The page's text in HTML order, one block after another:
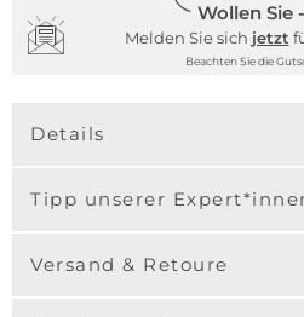
Wollen Sie
Melden Sie sich jetzt
Beachten Sie die
Details
Tipp unserer
Versand & Retoure